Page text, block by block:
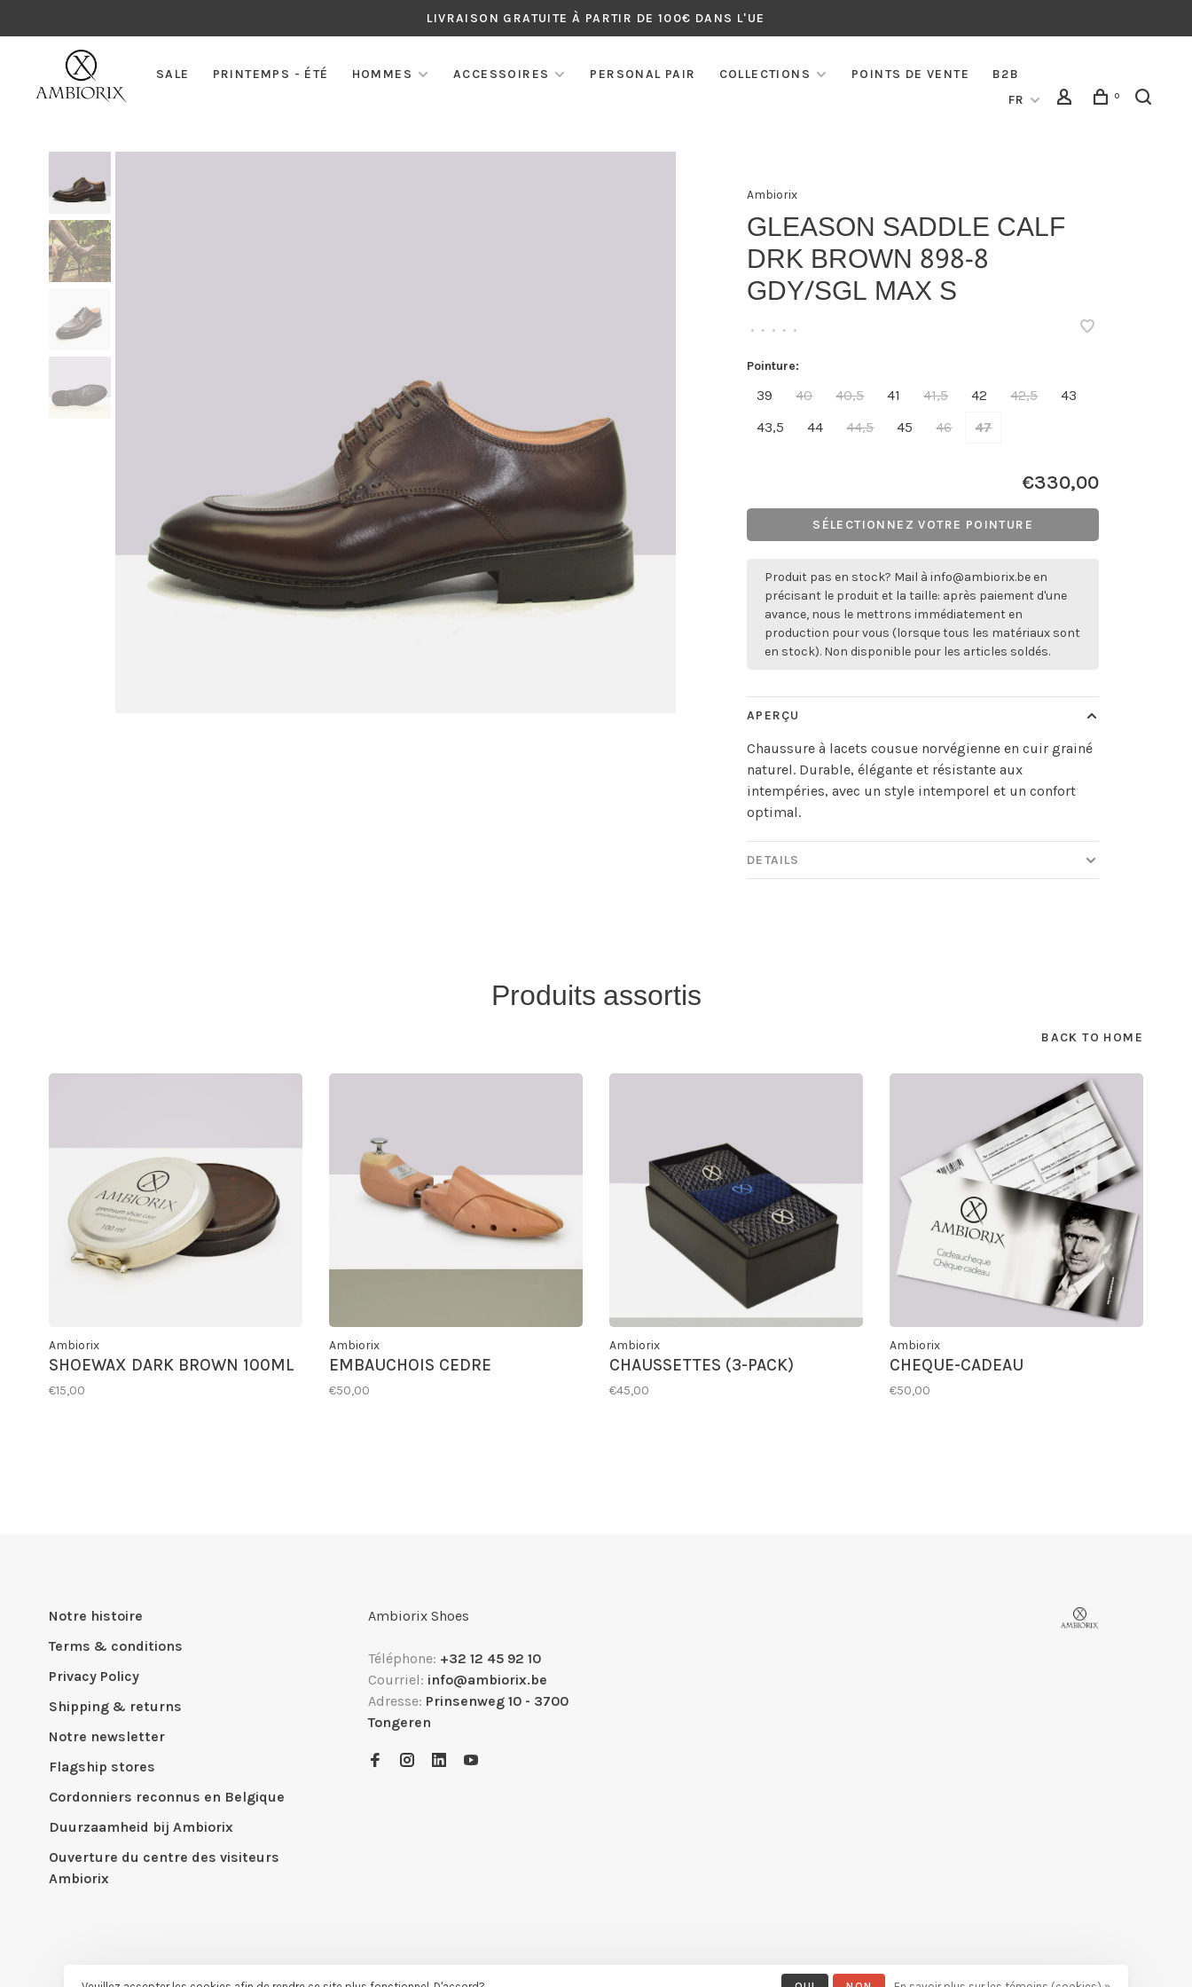
LIVRAISON GRATUITE À PARTIR DE 100€ DANS L'UE
SALE PRINTEMPS - ÉTÉ HOMMES ACCESSOIRES PERSONAL PAIR COLLECTIONS POINTS DE VENTE
B2B
FR
0
Ambiorix
GLEASON SADDLE CALF
DRK BROWN 898-8
GDY/SGL MAX S
• • • • •
Pointure:
39 40 40,5 41 41,5 42 42,5
43
43,5
44 44,5 45 46 47
€330,00
SÉLECTIONNEZ VOTRE POINTURE
Produit pas en stock? Mail àinfo@ambiorix.be en
précisant le produit et la taille: après paiement d'une
avance, nous le mettrons immédiatement en
production pour vous (lorsque tous les matériaux sont
en stock). Non disponible pour les articles soldés.
APERÇU
Chaussure à lacets cousue norvégienne en cuir grainé
naturel. Durable, élégante et résistante aux
intempéries, avec un style intemporel et un confort
optimal.
DETAILS
Produits assortis
BACK TO HOME
Ambiorix
SHOEWAX DARK BROWN 100ML
€15,00
Ambiorix
EMBAUCHOIS CEDRE
€50,00
Ambiorix
CHAUSSETTES (3-PACK)
€45,00
Ambiorix
CHEQUE-CADEAU
€50,00
Notre histoire
Terms & conditions
Privacy Policy
Shipping & returns
Notre newsletter
Flagship stores
Cordonniers reconnus en Belgique
Duurzaamheid bij Ambiorix
Ouverture du centre des visiteurs
Ambiorix
Ambiorix Shoes
Téléphone: +32 12 45 92 10
Courriel: info@ambiorix.be
Adresse: Prinsenweg 10 - 3700
Tongeren